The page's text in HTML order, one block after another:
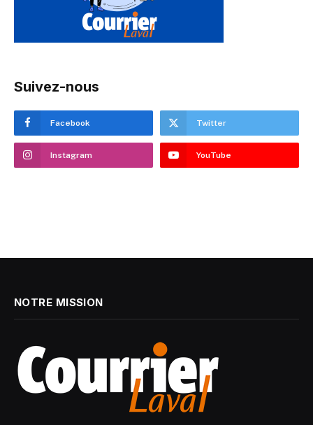
Suivez-nous
Facebook Twitter
Instagram YouTube
NOTRE MISSION